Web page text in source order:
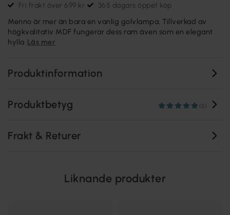
Fri frakt över 699 kr 365 dagars öppet köp
Menno är mer än bara en vanlig golvlampa. Tillverkad av
högkvalitativ MDF fungerar dess ram även som en elegant
hylla Läs mer
Produktinformation
Produktbetyg (5)
Frakt & Returer
Liknande produkter